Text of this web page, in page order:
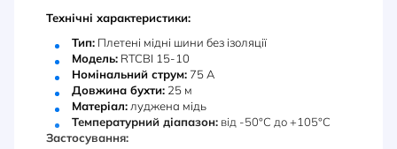
Технічні характеристики:
Тип: Плетені мідні шини без ізоляції
Модель: RTCBI 15-10
Номінальний струм: 75 А
Довжина бухти: 25 м
Матеріал:луджена мідь
Температурний діапазон: від -50°C до +105°C
Застосування: